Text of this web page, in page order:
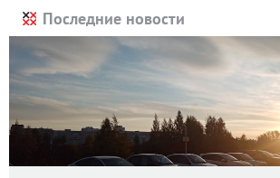
Последние новости